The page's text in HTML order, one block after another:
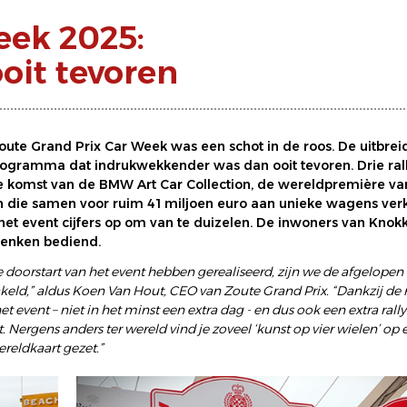
2025:
tevoren
Grand Prix Car Week was een schot in de roos. De
dat indrukwekkender was dan ooit tevoren. Drie
van de BMW Art Car Collection, de wereldpremière
samen voor ruim 41 miljoen euro aan unieke wagens
event cijfers op om van te duizelen. De inwoners van
bediend.
van het event hebben gerealiseerd, zijn we de
aldus Koen Van Hout, CEO van Zoute Grand Prix. “Dankzij
– niet in het minst een extra dag - en dus ook een extra
anders ter wereld vind je zoveel ‘kunst op vier wielen’ op
gezet.”